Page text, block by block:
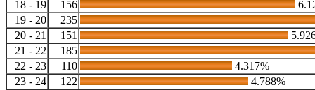
18 - 19
156
19 - 20
235
20 - 21
151
21 - 22
185
22 - 23
110
4.317%
23 - 24
122
4.788%